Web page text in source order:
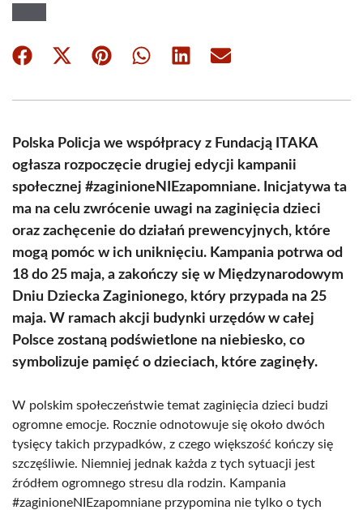
Share
Share
(Twitter)
Share Share Share Share
Polska Policja we współpracy z Fundacją ITAKA
ogłasza rozpoczęcie drugiej edycji kampanii
społecznej #zaginioneNIEzapomniane. Inicjatywa ta
ma na celu zwrócenie uwagi na zaginięcia dzieci
oraz zachęcenie do działań prewencyjnych, które
mogą pomóc w ich uniknięciu. Kampania potrwa od
18 do 25 maja, a zakończy się w Międzynarodowym
Dniu Dziecka Zaginionego, który przypada na 25
maja. W ramach akcji budynki urzędów w całej
Polsce zostaną podświetlone na niebiesko, co
symbolizuje pamięć o dzieciach, które zaginęły.
W polskim społeczeństwie temat zaginięcia dzieci budzi
ogromne emocje. Rocznie odnotowuje się około dwóch
tysięcy takich przypadków, z czego większość kończy się
szczęśliwie. Niemniej jednak każda z tych sytuacji jest
źródłem ogromnego stresu dla rodzin. Kampania
#zaginioneNIEzapomniane przypomina nie tylko o tych